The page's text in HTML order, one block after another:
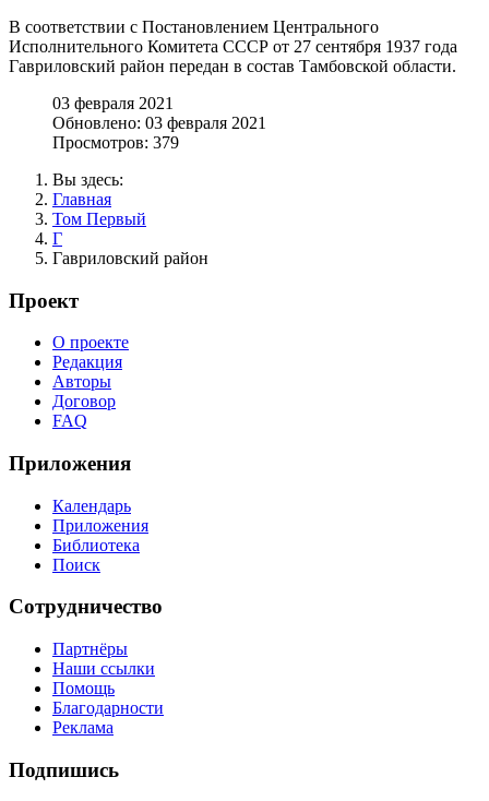
В соответствии с Постановлением Центрального
Исполнительного Комитета СССР от 27 сентября 1937 года
Гавриловский район передан в состав Тамбовской области.
03 февраля 2021
Обновлено: 03 февраля 2021
Просмотров: 379
Вы здесь:
Главная
Том Первый
Г
Гавриловский район
Проект
О проекте
Редакция
Авторы
Договор
FAQ
Приложения
Календарь
Приложения
Библиотека
Поиск
Сотрудничество
Партнёры
Наши ссылки
Помощь
Благодарности
Реклама
Подпишись